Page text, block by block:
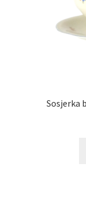
Sosjerka